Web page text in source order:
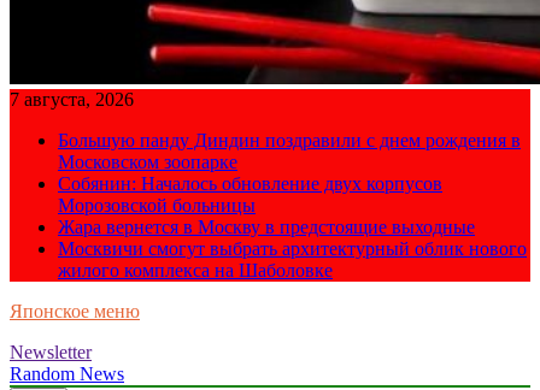
7 августа, 2026
Большую панду Диндин поздравили с днем рождения в
Московском зоопарке
Собянин: Началось обновление двух корпусов
Морозовской больницы
Жара вернется в Москву в предстоящие выходные
Москвичи смогут выбрать архитектурный облик нового
жилого комплекса на Шаболовке
Японское меню
Newsletter
Random News